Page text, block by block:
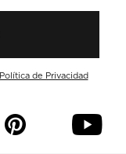
Política de Privacidad
p y